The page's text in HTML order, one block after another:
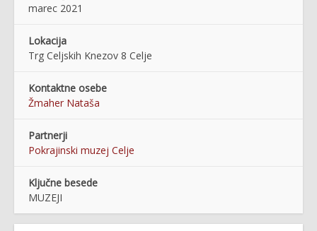
marec 2021
Lokacija
Trg Celjskih Knezov 8 Celje
Kontaktne osebe
Žmaher Nataša
Partnerji
Pokrajinski muzej Celje
Ključne besede
MUZEJI